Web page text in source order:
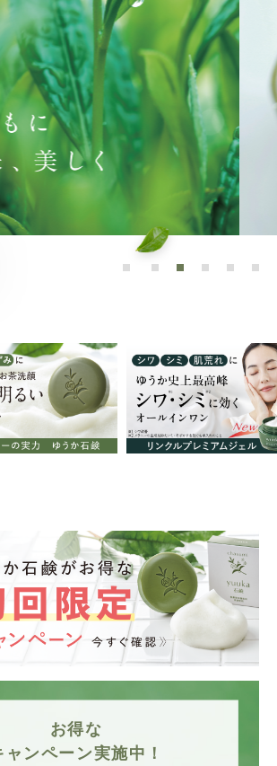
お得な
ャンペーン実施中！